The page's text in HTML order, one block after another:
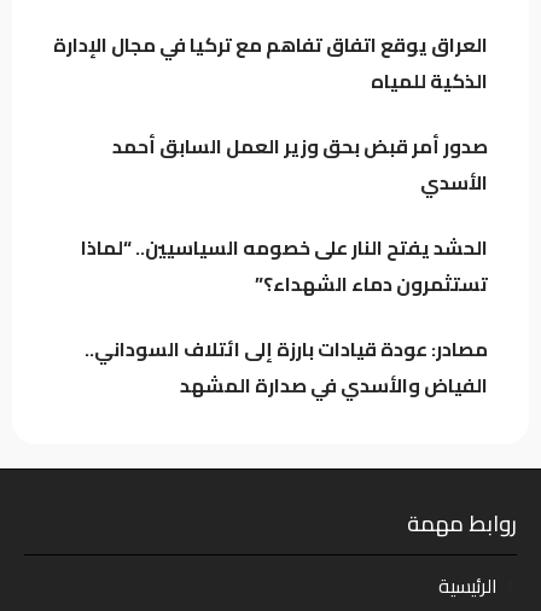
تنسيق متصاعد بين بغداد وأربيل.. دعم كردي
العراق إلى المحاور وتقيّد استقلال قراره
العراق يوقع اتفاق تفاهم مع تركيا في مجال الإدارة
الذكية للمياه
صدور أمر قبض بحق وزير العمل السابق أحمد
الأسدي
الحشد يفتح النار على خصومه السياسيين.. “لماذا
تستثمرون دماء الشهداء؟”
مصادر: عودة قيادات بارزة إلى ائتلاف السوداني..
الفياض والأسدي في صدارة المشهد
روابط مهمة
الرئيسية